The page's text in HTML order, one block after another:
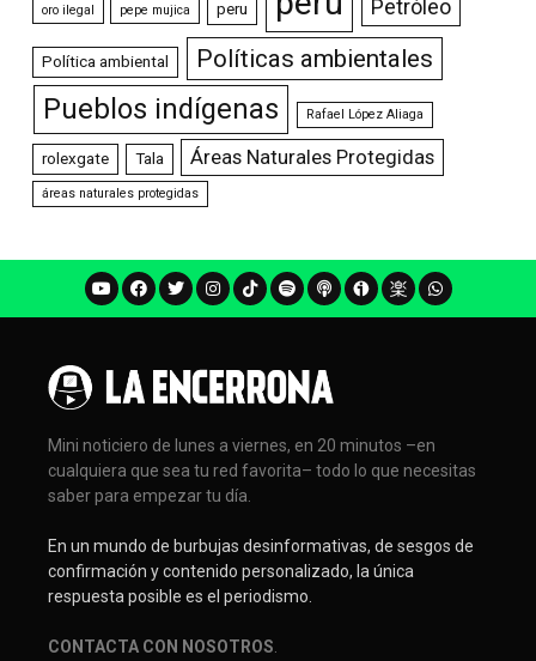
oro ilegal pepe mujica peru Petróleo
Política ambiental Políticas ambientales
Pueblos indígenas Rafael López Aliaga
rolexgate Tala Áreas Naturales Protegidas
áreas naturales protegidas
Mini noticiero de lunes a viernes, en 20 minutos –en
cualquiera que sea tu red favorita– todo lo que necesitas
saber para empezar tu día.
En un mundo de burbujas desinformativas, de sesgos de
confirmación y contenido personalizado, la única
respuesta posible es el periodismo.
CONTACTA CON NOSOTROS